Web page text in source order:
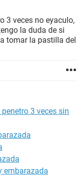
3 veces no eyaculo,
la duda de si
tomar la pastilla del
3 veces sin
embarazada